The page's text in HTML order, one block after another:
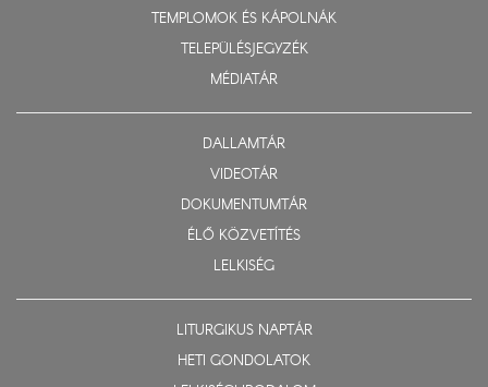
TEMPLOMOK ÉS KÁPOLNÁK
TELEPÜLÉSJEGYZÉK
MÉDIATÁR
DALLAMTÁR
VIDEOTÁR
DOKUMENTUMTÁR
ÉLŐ KÖZVETÍTÉS
LELKISÉG
LITURGIKUS NAPTÁR
HETI GONDOLATOK